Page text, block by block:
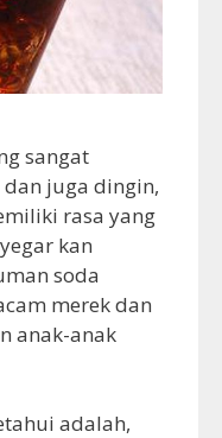
sangat
juga dingin,
rasa yang
kan
soda
merek dan
anak-anak
adalah,